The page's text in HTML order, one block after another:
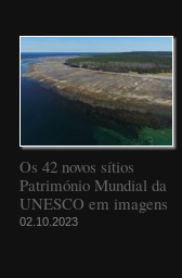
Os 42 novos sítios
Património Mundial da
UNESCO em imagens
02.10.2023